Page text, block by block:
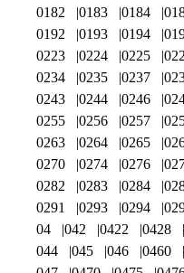
0182
0183 0184
0192
0193 0194
0223
0224 0225
0234
0235 0237
0243
0244 0246
0255
0256 0257
0263
0264 0265
0270
0274 0276
0282
0283 0284
0291
0293 0294
04
042 0422 0428
044
045 046 0460